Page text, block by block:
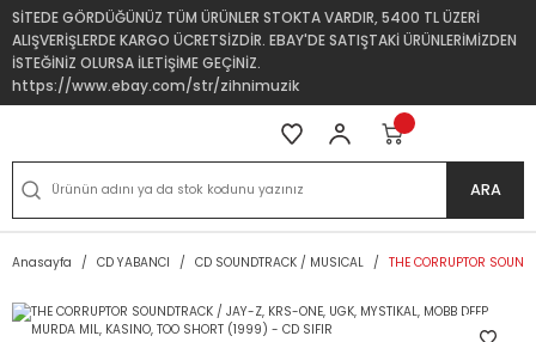
SİTEDE GÖRDÜĞÜNÜZ TÜM ÜRÜNLER STOKTA VARDIR, 5400 TL ÜZERİ
ALIŞVERİŞLERDE KARGO ÜCRETSİZDİR. EBAY'DE SATIŞTAKİ ÜRÜNLERİMİZDEN
İSTEĞİNİZ OLURSA İLETİŞİME GEÇİNİZ.
https://www.ebay.com/str/zihnimuzik
ARA
Anasayfa CD YABANCI CD SOUNDTRACK / MUSICAL THE CORRUPTOR